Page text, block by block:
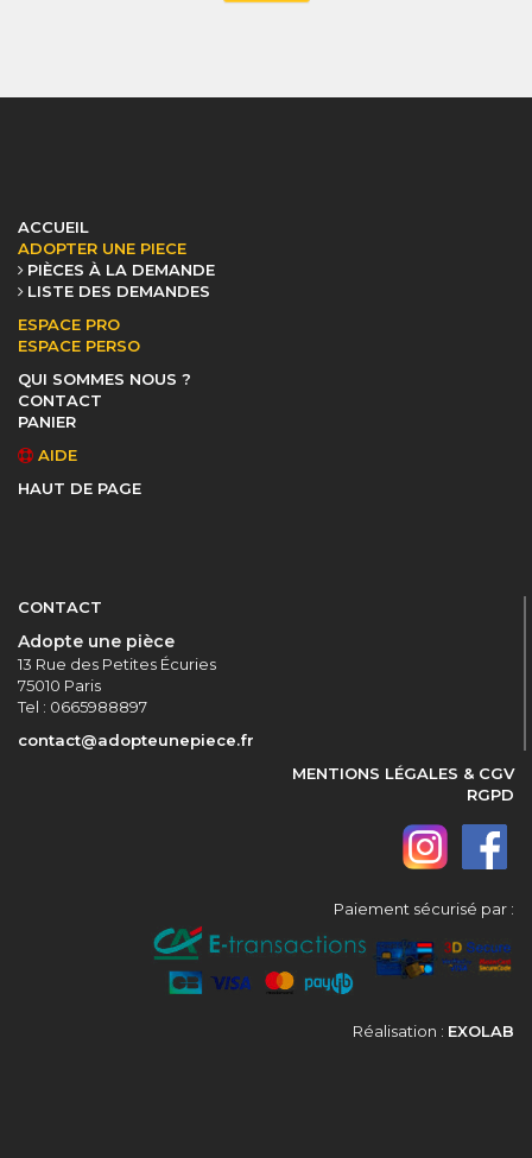
ACCUEIL
ADOPTER UNE PIECE
PIÈCES À LA DEMANDE
LISTE DES DEMANDES
ESPACE PRO
ESPACE PERSO
QUI SOMMES NOUS ?
CONTACT
PANIER
AIDE
HAUT DE PAGE
CONTACT
Adopte une pièce
13 Rue des Petites Écuries
75010 Paris
Tel : 0665988897
contact@adopteunepiece.fr
MENTIONS LÉGALES & CGV
RGPD
Paiement sécurisé par :
Réalisation : EXOLAB